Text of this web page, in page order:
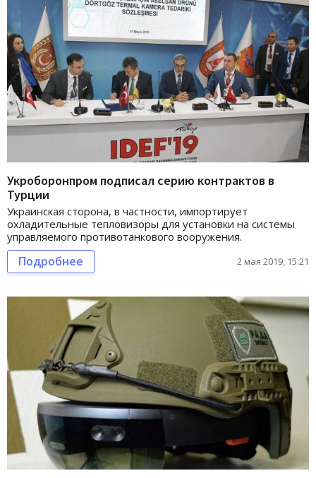
Укроборонпром подписал серию контрактов в
Турции
Украинская сторона, в частности, импортирует
охладительные тепловизоры для установки на системы
управляемого противотанкового вооружения.
Подробнее 2 мая 2019, 15:21